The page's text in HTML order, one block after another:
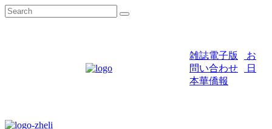
雑誌電子版
お
問い合わせ
日
本華僑報